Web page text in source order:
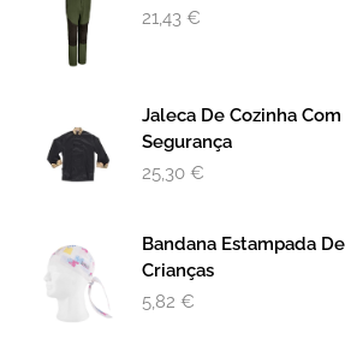
21,43 €
Jaleca De Cozinha
Segurança
25,30 €
Bandana Estampada
Crianças
5,82 €